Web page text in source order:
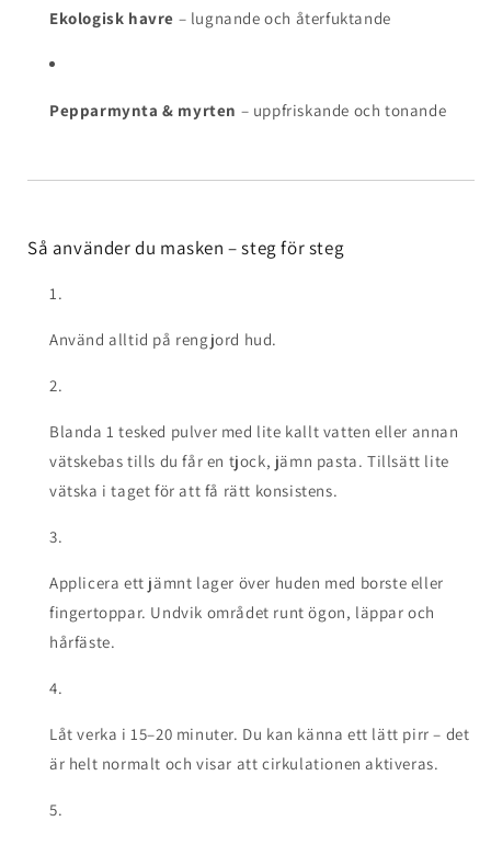
Ekologisk havre – lugnande och återfuktande
Pepparmynta & myrten – uppfriskande och tonande
Så använder du masken – steg för steg
Använd alltid på rengjord hud.
Blanda 1 tesked pulver med lite kallt vatten eller annan
vätskebas tills du får en tjock, jämn pasta. Tillsätt lite
vätska i taget för att få rätt konsistens.
Applicera ett jämnt lager över huden med borste eller
fingertoppar. Undvik området runt ögon, läppar och
hårfäste.
Låt verka i 15–20 minuter. Du kan känna ett lätt pirr – det
är helt normalt och visar att cirkulationen aktiveras.